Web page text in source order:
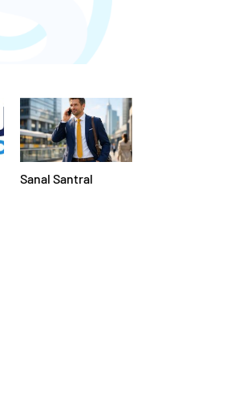
Sanal Santral